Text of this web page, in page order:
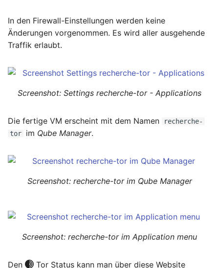
In den Firewall-Einstellungen werden keine
Änderungen vorgenommen. Es wird aller ausgehende
Traffik erlaubt.
Screenshot: Settings recherche-tor - Applications
Die fertige VM erscheint mit dem Namen
recherche-
tor
im Qube Manager.
Screenshot: recherche-tor im Qube Manager
Screenshot: recherche-tor im Application menu
Den Tor Status kann man über diese Website